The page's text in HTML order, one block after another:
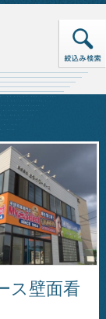
ス壁面看